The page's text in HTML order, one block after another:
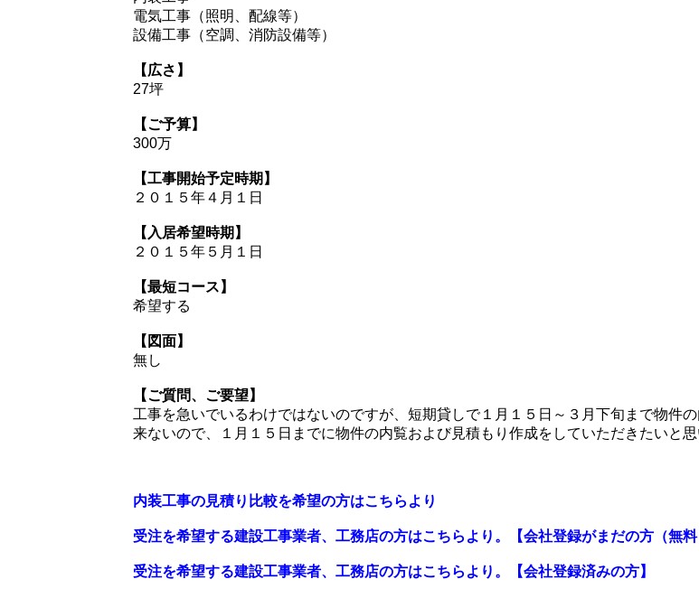
電気工事（照明、配線等）
設備工事（空調、消防設備等）
【広さ】
27坪
【ご予算】
300万
【工事開始予定時期】
２０１５年４月１日
【入居希望時期】
２０１５年５月１日
【最短コース】
希望する
【図面】
無し
【ご質問、ご要望】
工事を急いでいるわけではないのですが、短期貸しで１月１５日～３月下旬まで物件
来ないので、１月１５日までに物件の内覧および見積もり作成をしていただきたいと思
内装工事の見積り比較を希望の方はこちらより
受注を希望する建設工事業者、工務店の方はこちらより。【会社登録がまだの方（無料
受注を希望する建設工事業者、工務店の方はこちらより。【会社登録済みの方】